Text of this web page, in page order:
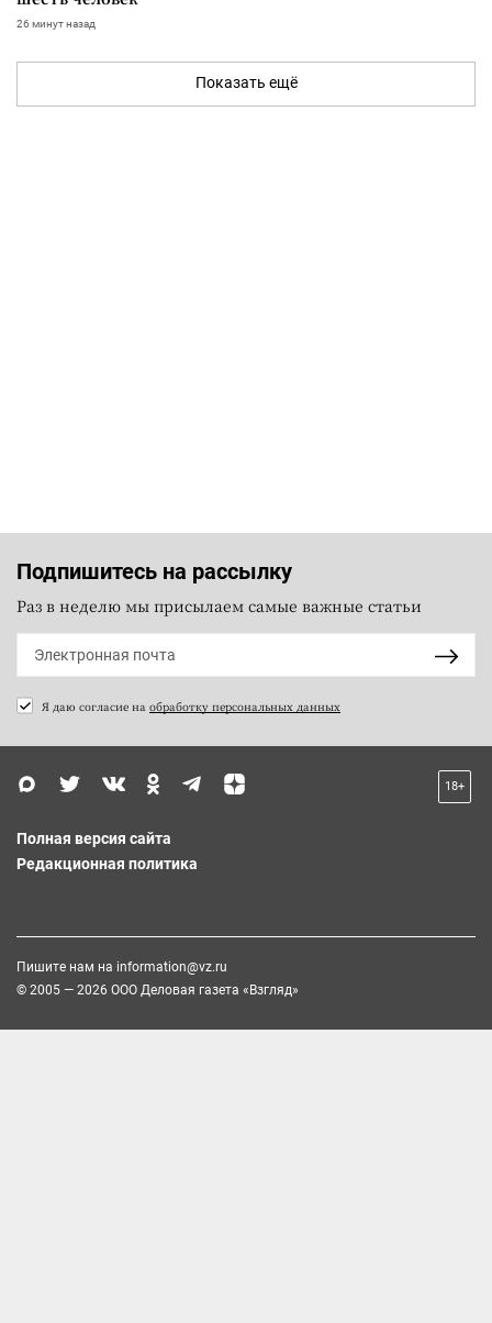
26 минут назад
Показать ещё
Подпишитесь на рассылку
Раз в неделю мы присылаем самые важные статьи
Я даю согласие на обработку персональных данных
18+
Полная версия сайта
Редакционная политика
Пишите нам на information@vz.ru
© 2005 — 2026 ООО Деловая газета «Взгляд»